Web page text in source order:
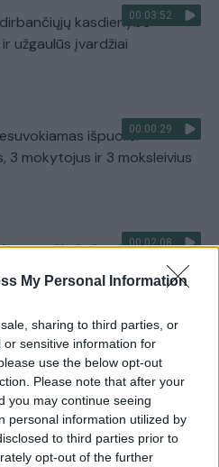
My Personal Information
sharing to third parties, or
sensitive information for
use the below opt-out
Please note that after your
you may continue seeing
personal information utilized by
to third parties prior to
opt-out of the further
00:03:52
kasdienybė –
užgaulūs įvardžiai
00:00:29
išpuolis:
3 mokytojus ir 3 moksleivius
00:02:08
Nyderlanduose
įrašai